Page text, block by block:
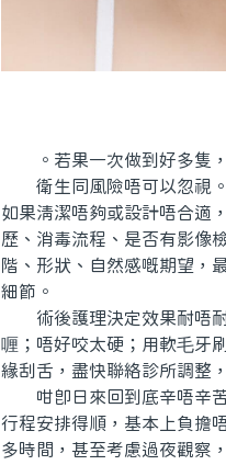
。若果一次做到好多隻，
衛生同風險唔可以忽視。
如果清潔唔夠或設計唔合適
歷、消毒流程、是否有影像
階、形狀、自然感嘅期望，
細節。
術後護理決定效果耐唔耐
喱；唔好咬太硬；用軟毛牙
緣刮舌，盡快聯絡診所調整
咁即日來回到底辛唔辛苦
行程安排得順，基本上負擔
多時間，甚至考慮過夜觀察